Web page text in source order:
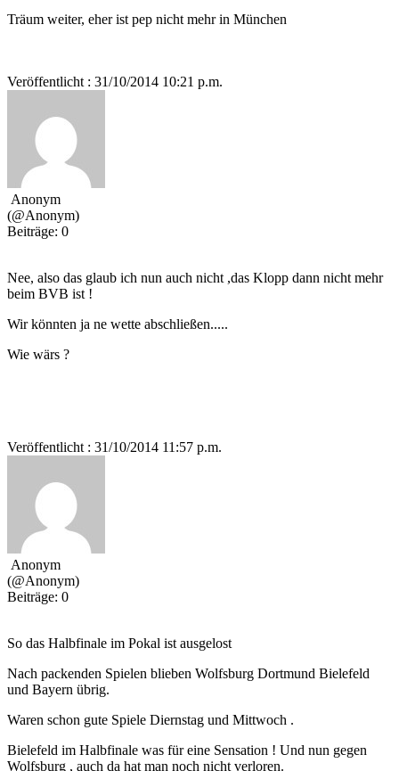
Träum weiter, eher ist pep nicht mehr in München
Veröffentlicht : 31/10/2014 10:21 p.m.
Anonym
(@Anonym)
Beiträge: 0
Nee, also das glaub ich nun auch nicht ,das Klopp dann nicht mehr
beim BVB ist !
Wir könnten ja ne wette abschließen.....
Wie wärs ?
Veröffentlicht : 31/10/2014 11:57 p.m.
Anonym
(@Anonym)
Beiträge: 0
So das Halbfinale im Pokal ist ausgelost
Nach packenden Spielen blieben Wolfsburg Dortmund Bielefeld
und Bayern übrig.
Waren schon gute Spiele Diernstag und Mittwoch .
Bielefeld im Halbfinale was für eine Sensation ! Und nun gegen
Wolfsburg , auch da hat man noch nicht verloren.